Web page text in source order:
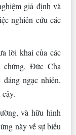
giả định và
nghiên cứu các
lời khai của các
chứng, Đức Cha
ngạc nhiên.
và hữu hình
này về sự biểu